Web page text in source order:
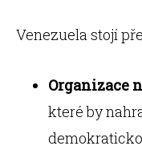
Venezuela stojí
Organizace
které by